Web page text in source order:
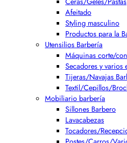
Afeitado
Styling masculino
Productos para la
Utensilios Barbería
Máquinas corte/
Secadores y varios
Tijeras/Navajas
Textil/Cepillos/
Mobiliario barbería
Sillones Barbero
Lavacabezas
Tocadores/